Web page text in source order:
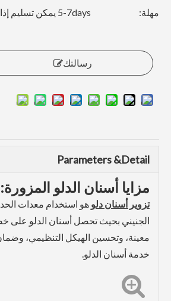
مهلة:
5-7days يمكن تسليم إذا كان في المخزون
رسالتك
Parameters &Detail
مزايا أسنان الدلو المزورة:
تزوير أسنان دلو هو استخدام معدات
الجنيني بحيث تحصل أسنان الدلو على
معينة، وتحسين الهيكل التنظيمي،
خدمة أسنان الدلو.